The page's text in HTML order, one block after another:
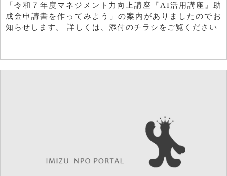
「令和７年度マネジメント力向上講座『AI活用講座』助
成金申請書を作ってみよう」の案内がありましたのでお
知らせします。 詳しくは、添付のチラシをご覧ください